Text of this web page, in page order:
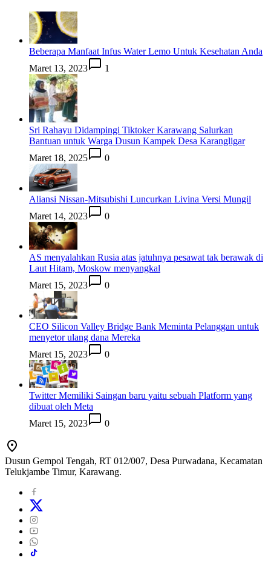
Beberapa Manfaat Infus Water Lemo Untuk Kesehatan Anda
Maret 13, 2023
1
Sri Rahayu Didampingi Tiktoker Karawang Salurkan
Bantuan untuk Warga Dusun Kampek Desa Karangligar
Maret 18, 2025
0
Aliansi Nissan-Mitsubishi Luncurkan Livina Versi Mungil
Maret 14, 2023
0
AS menyalahkan Rusia atas jatuhnya pesawat tak berawak di
Laut Hitam, Moskow menyangkal
Maret 15, 2023
0
CEO Silicon Valley Bridge Bank Meminta Pelanggan untuk
menyetor ulang dana Mereka
Maret 15, 2023
0
Twitter Memiliki Saingan baru yaitu sebuah Platform yang
dibuat oleh Meta
Maret 15, 2023
0
Dusun Gempol Tengah, RT 012/007, Desa Purwadana, Kecamatan
Telukjambe Timur, Karawang.